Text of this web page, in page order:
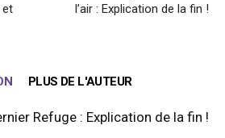
et
l’air : Explication de la fin !
PLUS DE L'AUTEUR
Refuge : Explication de la fin !